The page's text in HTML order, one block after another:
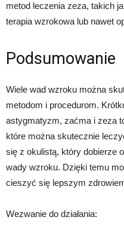
metod leczenia zeza, takich
terapia wzrokowa lub nawet
Podsumowanie
Wiele wad wzroku można
metodom i procedurom.
astygmatyzm, zaćma i zeza
które można skutecznie
się z okulistą, który dobierze
wady wzroku. Dzięki temu
cieszyć się lepszym
Wezwanie do działania: